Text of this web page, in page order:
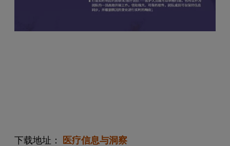
下载地址： 医疗信息与洞察